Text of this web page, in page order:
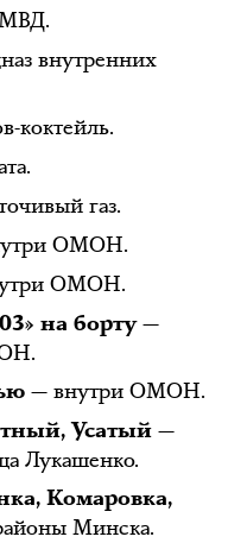
внутренних
коктейль.
газ.
ОМОН.
ОМОН.
на борту—
— внутри ОМОН.
Усатый —
Лукашенко.
Комаровка,
Минска.